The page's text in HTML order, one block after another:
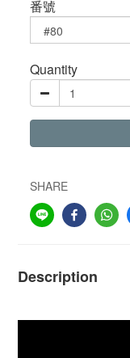
番號
Quantity
SHARE
Description